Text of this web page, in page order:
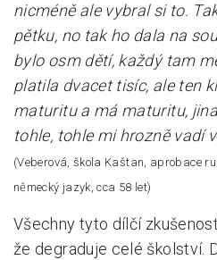
nicméně ale vybral si to.
pětku, no tak ho dala na
bylo osm dětí, každý tam
platila dvacet tisíc, ale ten
maturitu a má maturitu,
tohle, tohle mi hrozně vadí
(Veberová, škola Kaštan, aprobace
německý jazyk, cca 58 let)
Všechny tyto dílčí
že degraduje celé školství.